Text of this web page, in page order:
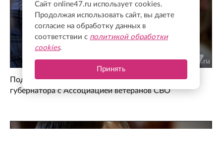
Поддержка для героев: как прошла встреча
губернатора с Ассоциацией ветеранов СВО
Сайт online47.ru использует cookies.
Продолжая использовать сайт, вы даете
согласие на обработку данных в
соответствии с политикой обработки
cookies.
Принять